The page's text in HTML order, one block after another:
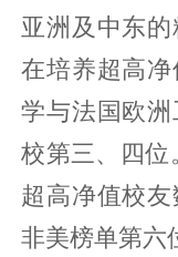
亚洲及中东的
在培养超高
学与法国欧
校第三、四位
超高净值校
非美榜单第六